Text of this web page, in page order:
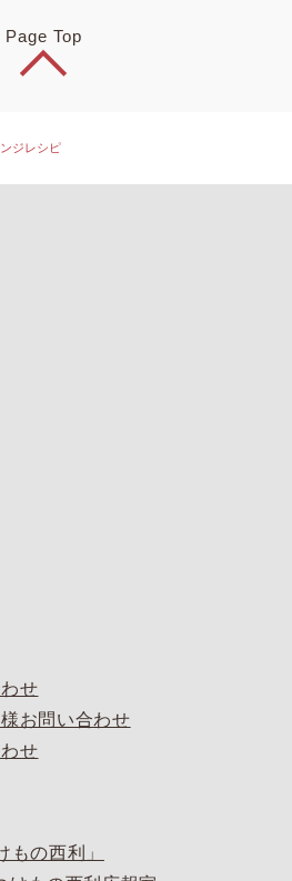
Page Top
ジレシピ
せ
お問い合わせ
せ
の西利」